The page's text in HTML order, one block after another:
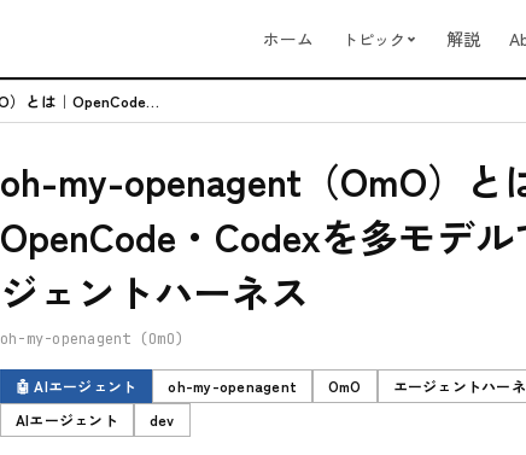
ホーム トピック 解説
oh-my-openagent（OmO）とは｜OpenCode・Codex...
oh-my-openagent（OmO）と
OpenCode・Codexを多モデ
ジェントハーネス
oh-my-openagent (OmO)
🤖 AIエージェント oh-my-openagent OmO エージェントハー
AIエージェント
dev